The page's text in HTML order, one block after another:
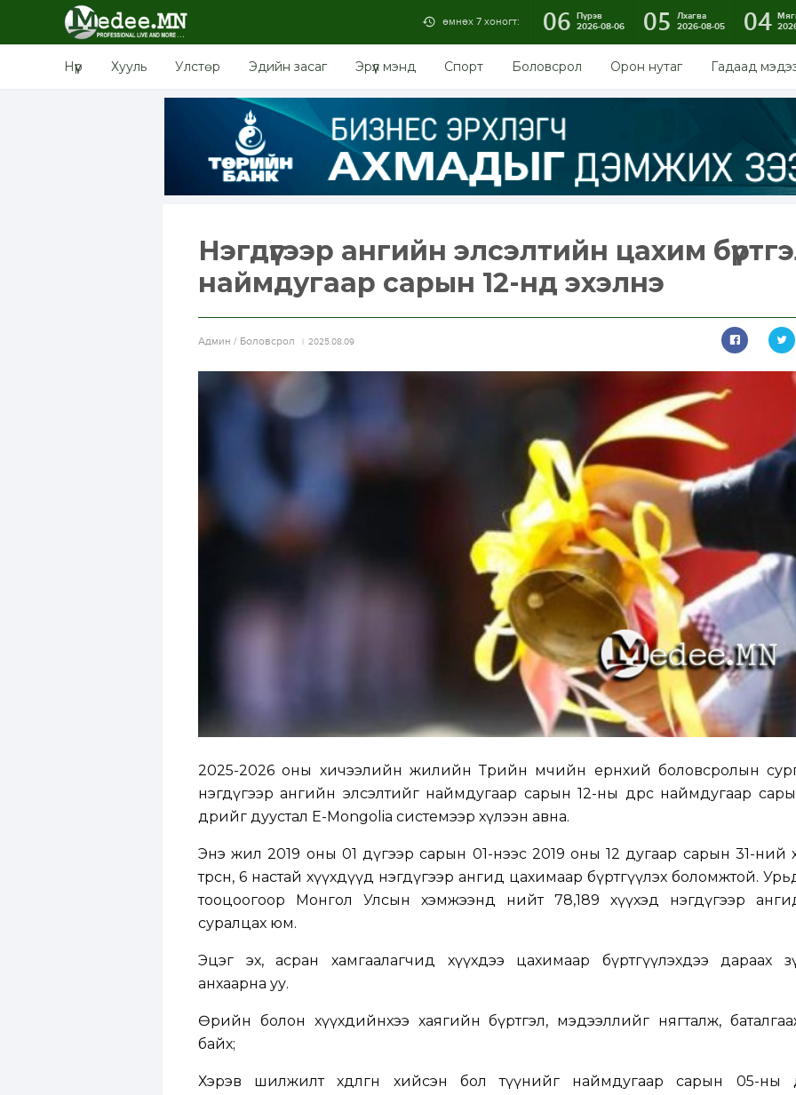
өмнөх 7 хоногт: 06 Пүрэв
2026-08-06
05
Лхагва
2026-08-05
04
Нүүр Хууль Улстөр Эдийн засаг Эрүүл мэнд Спорт Боловсрол Орон нутаг Гадаад
Нэгдүгээр ангийн элсэлтийн цахим
наймдугаар сарын 12-нд эхэлнэ
Aдмин / Боловсрол 2025.08.09
2025-2026 оны хичээлийн жилийн Төрийн өмчийн ерөнхий боловсролын
нэгдүгээр ангийн элсэлтийг наймдугаар сарын 12-ны өдрөөс наймдугаар
өдрийг дуустал E-Mongolia системээр хүлээн авна.
Энэ жил 2019 оны 01 дүгээр сарын 01-нээс 2019 оны 12 дугаар сарын 31-ний
төрсөн, 6 настай хүүхдүүд нэгдүгээр ангид цахимаар бүртгүүлэх боломжтой.
тооцоогоор Монгол Улсын хэмжээнд нийт 78,189 хүүхэд нэгдүгээр
суралцах юм.
Эцэг эх, асран хамгаалагчид хүүхдээ цахимаар бүртгүүлэхдээ дараах
анхаарна уу.
Өөрийн болон хүүхдийнхээ хаягийн бүртгэл, мэдээллийг нягталж,
байх;
Хэрэв шилжилт хөдөлгөөн хийсэн бол түүнийг наймдугаар сарын 05-ны